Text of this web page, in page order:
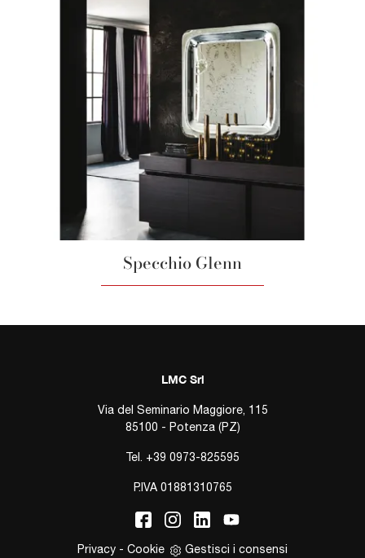
Specchio Glenn
LMC Srl
Via del Seminario Maggiore, 115
85100 - Potenza (PZ)
Tel. +39 0973-825595
P.IVA 01881310765
Privacy - Cookie Gestisci i consensi